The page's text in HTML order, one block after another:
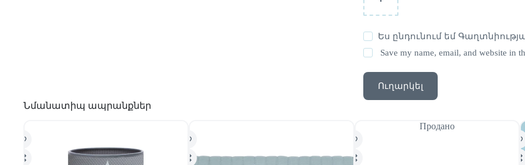
Ես ընդունում եմ
Save my name, email, and website in
Ուղարկել
Նմանատիպ ապրանքներ
Продано